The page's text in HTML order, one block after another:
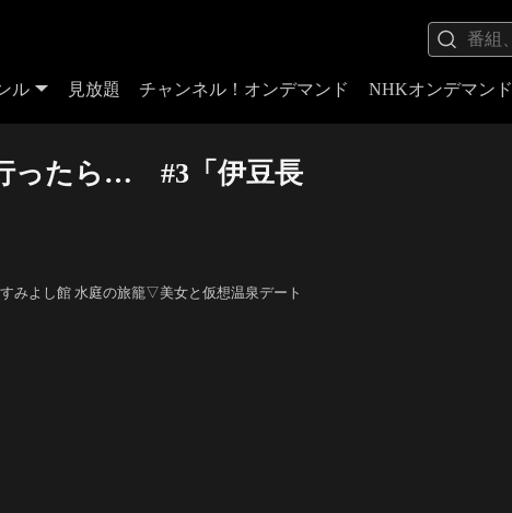
ル 見放題 チャンネル！オンデマンド NHKオンデマンド
ったら… #3「伊豆長
みよし館 水庭の旅籠▽美女と仮想温泉デート